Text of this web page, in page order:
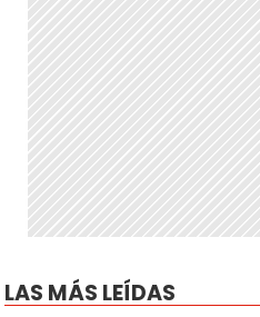
LAS MÁS LEÍDAS